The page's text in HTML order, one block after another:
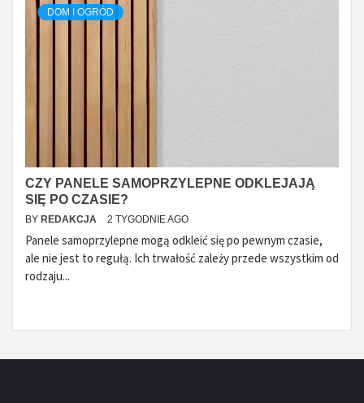
DOM I OGRÓD
CZY PANELE SAMOPRZYLEPNE ODKLEJAJĄ
SIĘ PO CZASIE?
BY REDAKCJA 2 TYGODNIE AGO
Panele samoprzylepne mogą odkleić się po pewnym czasie,
ale nie jest to regułą. Ich trwałość zależy przede wszystkim od
rodzaju...